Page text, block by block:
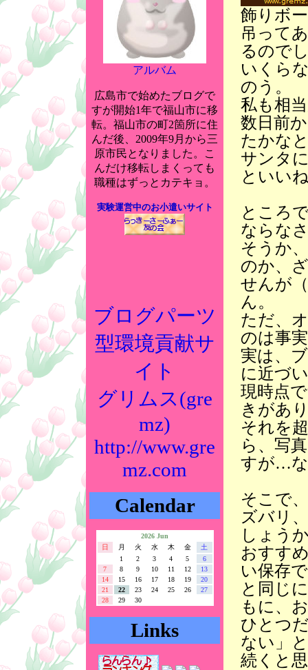
アルバム
広島市で始めたブログで
すが開始1年で福山市に移
転。福山市の町2箇所に住
んだ後、2009年9月から三
原市民となりました。こ
んだけ移転しまくっても
職種はずっとカテキョ。
実験運営中のお小遣いサイト
ブログパーツ
型環境貢献サ
イト
グリムス(gre
mz)
http://www.gre
mz.com
Calendar
2026 Jun
日
月 火 水 木 金
土
1
2 3 4 5
6
7
8 9 10 11 12
13
14
15 16 17 18 19
20
21
22 23 24 25 26
27
28
29 30
Links
飾りボ
吊って
るので
いくら
のう。
私も相
数日前
たかな
サンタ
といい
ところ
ならな
そうか
のか、
せんが
ん。
ただ、
のは事
実は、
に近づ
現時点
きがあ
それを
ら、写
すが…な
そこで
ズバリ
しょう
おすす
い保存
と同じ
もに、
ひとつ
ない」
続くと